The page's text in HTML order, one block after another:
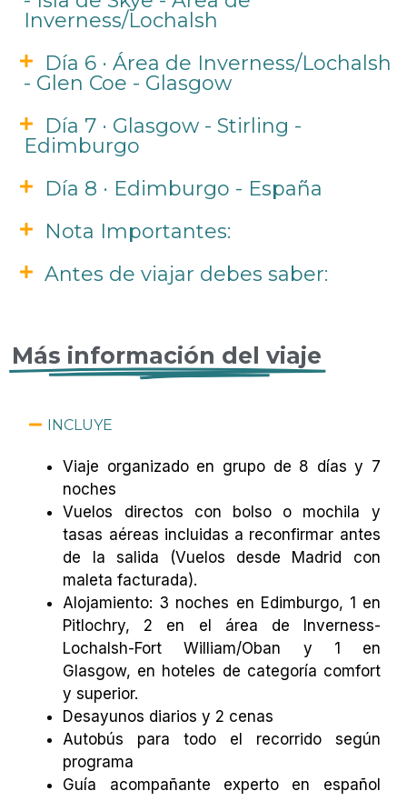
Inverness/Lochalsh
Día 6 · Área de Inverness/Lochalsh
- Glen Coe - Glasgow
Día 7 · Glasgow - Stirling -
Edimburgo
Día 8 · Edimburgo - España
Nota Importantes:
Antes de viajar debes saber:
Más información del viaje
INCLUYE
Viaje organizado en grupo de 8 días y 7
noches
Vuelos directos con bolso o mochila y
tasas aéreas incluidas a reconfirmar antes
de la salida (Vuelos desde Madrid con
maleta facturada).
Alojamiento: 3 noches en Edimburgo, 1 en
Pitlochry, 2 en el área de Inverness-
Lochalsh-Fort William/Oban y 1 en
Glasgow, en hoteles de categoría comfort
y superior.
Desayunos diarios y 2 cenas
Autobús para todo el recorrido según
programa
Guía acompañante experto en español